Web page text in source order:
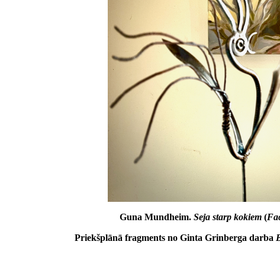
Guna Mundheim. Seja starp kokiem (
Priekšplānā fragments no Ginta Grinberga darba